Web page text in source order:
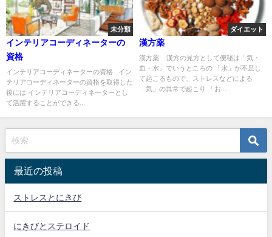
未分類
インテリアコーディネーターの
資格
インテリアコーディネーターの資格 イン
テリアコーディネーターの資格を取得した
後には インテリアコーディネーターとし
て活躍することができる...
ダイエット
漢方薬
漢方薬 漢方の見方として便秘は「気・
血・水」でいうところの 「水」が不足し
て起こるもので、ストレスなどによる
「気」の異常で起こり 「お...
最近の投稿
ストレスとにきび
にきびとステロイド